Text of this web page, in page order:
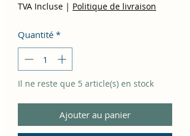
TVA Incluse | Politique de livraison
Quantité *
Il ne reste que 5 article(s) en stock
Ajouter au panier